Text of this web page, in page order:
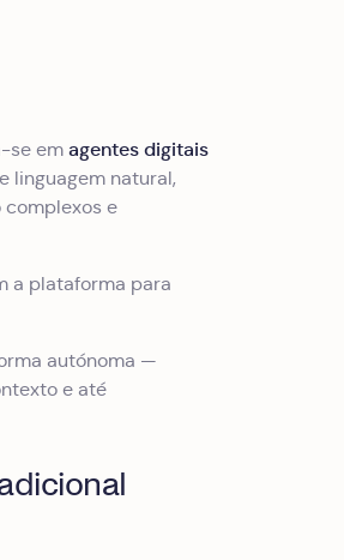
se em agentes digitais
linguagem natural,
e
a plataforma para
autónoma —
e até